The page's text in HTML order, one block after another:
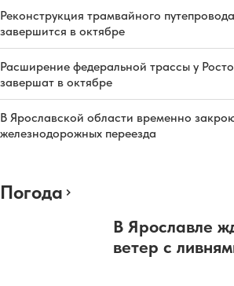
Реконструкция трамвайного
завершится в октябре
Расширение федеральной трассы у
завершат в октябре
В Ярославской области временно
железнодорожных переезда
Погода
В Ярославле
ветер с